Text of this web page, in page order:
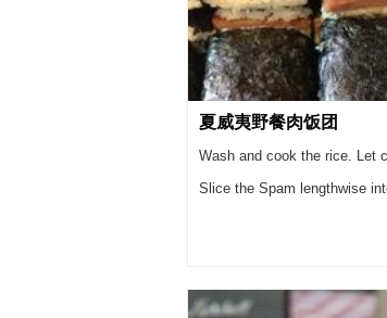
夏威夷野餐肉饭团
Wash and cook the rice. Let
Slice the Spam lengthwise